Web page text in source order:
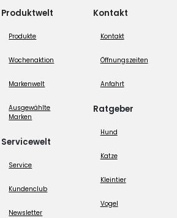
Produktwelt
Produkte
Wochenaktion
Markenwelt
Ausgewählte
Marken
Servicewelt
Service
Kundenclub
Newsletter
Kontakt
Kontakt
Öffnungszeiten
Anfahrt
Ratgeber
Hund
Katze
Kleintier
Vogel